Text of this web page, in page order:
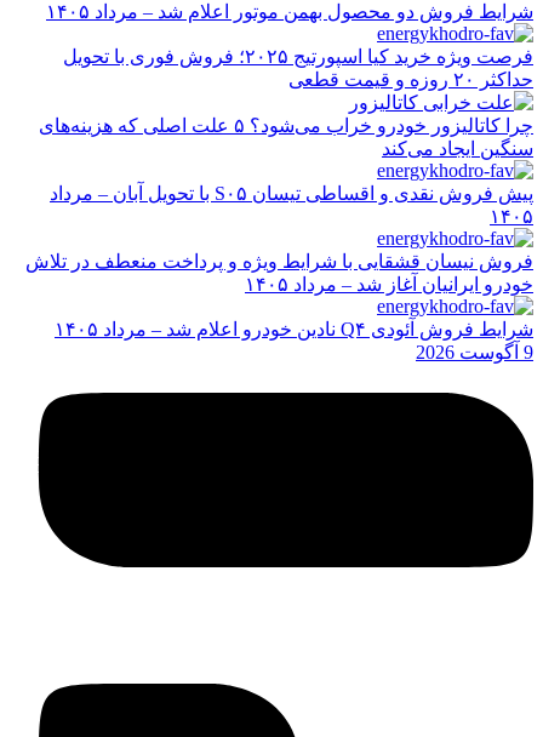
شرایط فروش دو محصول بهمن موتور اعلام شد – مرداد ۱۴۰۵
فرصت ویژه خرید کیا اسپورتیج ۲۰۲۵؛ فروش فوری با تحویل
حداکثر ۲۰ روزه و قیمت قطعی
چرا کاتالیزور خودرو خراب می‌شود؟ ۵ علت اصلی که هزینه‌های
سنگین ایجاد می‌کند
پیش فروش نقدی و اقساطی تیسان S۰۵ با تحویل آبان – مرداد
۱۴۰۵
فروش نیسان قشقایی با شرایط ویژه و پرداخت منعطف در تلاش
خودرو ایرانیان آغاز شد – مرداد ۱۴۰۵
شرایط فروش آئودی Q۴ نادین خودرو اعلام شد – مرداد ۱۴۰۵
9 آگوست 2026